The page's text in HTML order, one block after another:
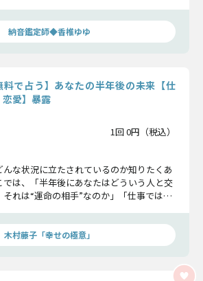
納音鑑定師◆香椎ゆゆ
料で占う】あなたの半年後の未来【仕
恋愛】暴露
1回 0円（税込）
な状況に立たされているのか知りたくあ
は、「半年後にあなたはどういう人と交
れは“運命の相手”なのか」「仕事ではど
木村藤子「幸せの極意」